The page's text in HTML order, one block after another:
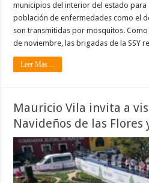
municipios del interior del estado
población de enfermedades como el
son transmitidas por mosquitos.
de noviembre, las brigadas de la SSY
Leer Mas ...
Mauricio Vila invita a
Navideños de las